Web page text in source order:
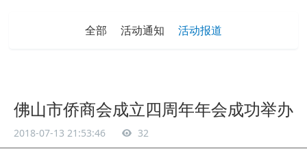
全部 活动通知 活动报道
佛山市侨商会成立四周年年会成功举办
2018-07-13 21:53:46 32